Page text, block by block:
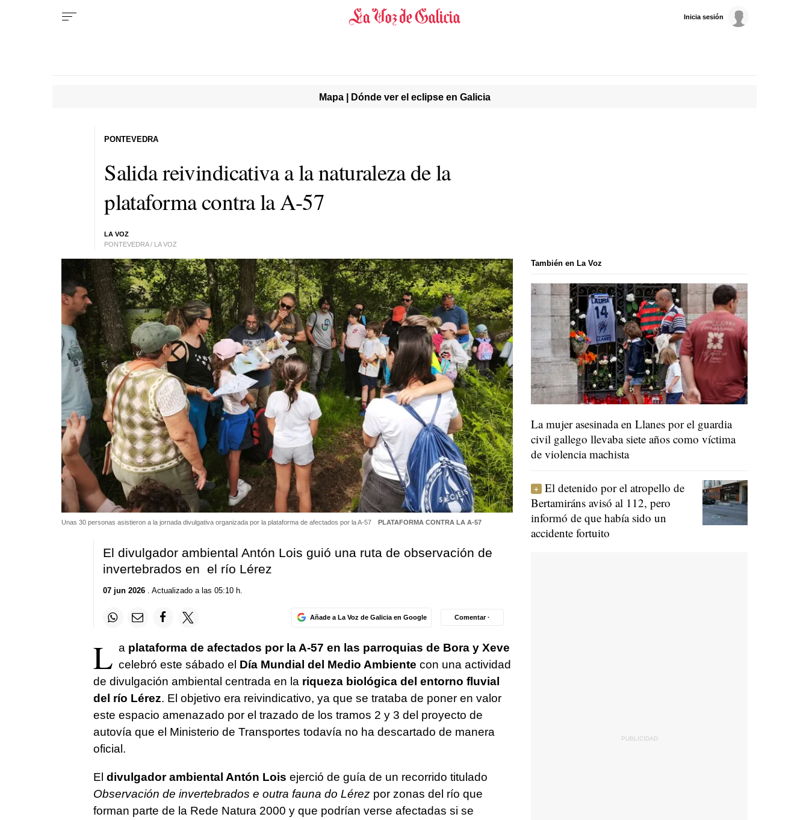
Inicia sesión
Mapa | Dónde ver el eclipse en Galicia
Salida reivindicativa a la naturaleza de la
plataforma contra la A-57
LA VOZ
PONTEVEDRA / LA VOZ
PONTEVEDRA
Unas 30 personas asistieron a la jornada divulgativa organizada por la plataforma de afectados por la A-57 PLATAFORMA CONTRA LA A-57
El divulgador ambiental Antón Lois guió una ruta de observación de
invertebrados en el río Lérez
07 jun 2026. Actualizado a las 05:10 h.
Añade a La Voz de Galicia en Google Comentar ·
L a plataforma de afectados por la A-57 en las parroquias de Bora y Xeve
celebró este sábado el Día Mundial del Medio Ambiente con una actividad
de divulgación ambiental centrada en la riqueza biológica del entorno fluvial
del río Lérez. El objetivo era reivindicativo, ya que se trataba de poner en valor
este espacio amenazado por el trazado de los tramos 2 y 3 del proyecto de
autovía que el Ministerio de Transportes todavía no ha descartado de manera
oficial.
El divulgador ambiental Antón Lois ejerció de guía de un recorrido titulado
Observación de invertebrados e outra fauna do Lérezpor zonas del río que
forman parte de la Rede Natura 2000 y que podrían verse afectadas si se
También en La Voz
La mujer asesinada en Llanes por el guardia
civil gallego llevaba siete años como víctima
de violencia machista
El detenido por el atropello de
Bertamiráns avisó al 112, pero
informó de que había sido un
accidente fortuito